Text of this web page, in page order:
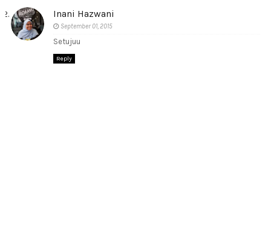
Inani Hazwani
September 01, 2015
Setujuu
Reply